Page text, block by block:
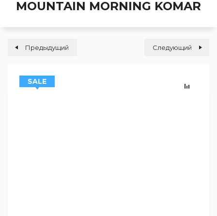
MOUNTAIN MORNING KOMAR
Предыдущий Следующий
SALE